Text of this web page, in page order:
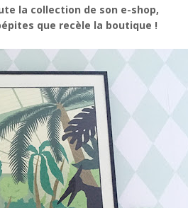
la collection de son e-shop,
que recèle la boutique !